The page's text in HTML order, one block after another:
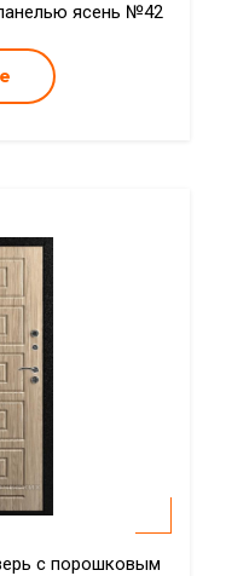
ясень №42
с порошковым